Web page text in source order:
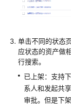
快
速
门
用
单击不同的状态
应状态的资产做
行搜索。
已上架：支持
系人和发起共
审批。但是下